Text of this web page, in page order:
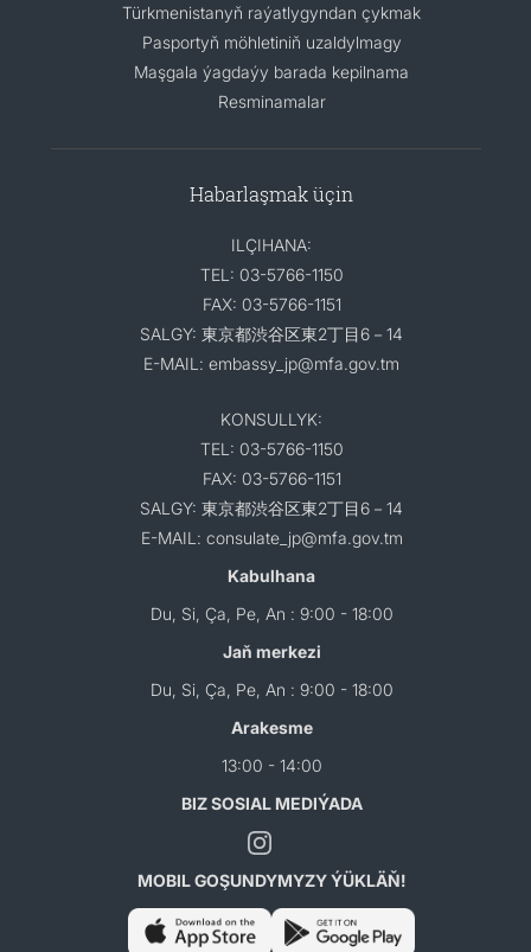
Türkmenistanyň raýatlygyndan çykmak
Pasportyň möhletiniň uzaldylmagy
Maşgala ýagdaýy barada kepilnama
Resminamalar
Habarlaşmak üçin
ILÇIHANA:
TEL: 03-5766-1150
FAX: 03-5766-1151
SALGY: 東京都渋谷区東2丁目6－14
E-MAIL: embassy_jp@mfa.gov.tm
KONSULLYK:
TEL: 03-5766-1150
FAX: 03-5766-1151
SALGY: 東京都渋谷区東2丁目6－14
E-MAIL: consulate_jp@mfa.gov.tm
Kabulhana
Du, Si, Ça, Pe, An : 9:00 - 18:00
Jaň merkezi
Du, Si, Ça, Pe, An : 9:00 - 18:00
Arakesme
13:00 - 14:00
BIZ SOSIAL MEDIÝADA
MOBIL GOŞUNDYMYZY ÝÜKLÄŇ!